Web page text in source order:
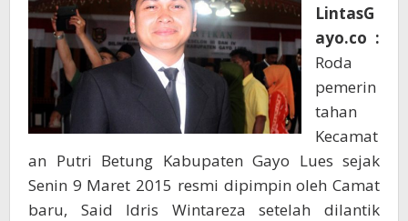
LintasG
ayo.co :
Roda
pemerin
tahan
Kecamat
an Putri Betung Kabupaten Gayo Lues sejak
Senin 9 Maret 2015 resmi dipimpin oleh Camat
baru, Said Idris Wintareza setelah dilantik